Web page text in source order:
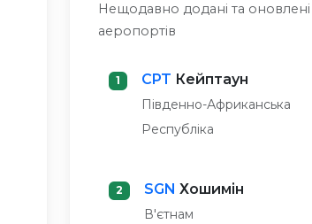
Нещодавно додані та
аеропортів
1 CPT Кейптаун
Південно-Африканська
Республіка
2 SGN Хошимін
В'єтнам